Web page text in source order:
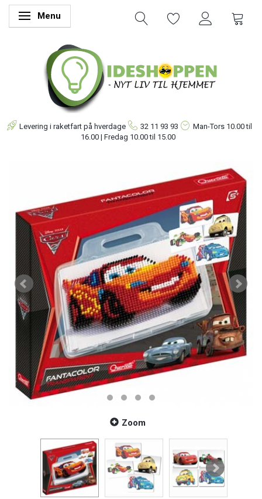
Skifte navigation
Menu
Levering i raketfart på hverdage 32 11 93 93 Man-Tors 10.00 til
16.00 | Fredag 10.00 til 15.00
Zoom